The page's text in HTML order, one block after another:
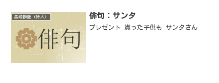
長崎瞬哉（詩人） 俳句：サンタ
プレゼント 貰った子供も サンタさん